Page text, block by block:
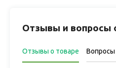
Отзывы и вопросы
Отзывы о товаре Вопросы